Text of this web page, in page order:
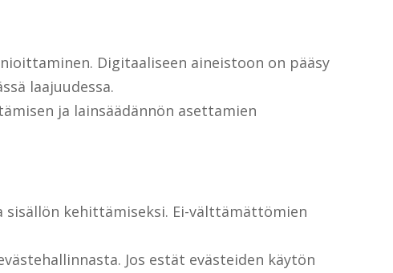
Digitaaliseen aineistoon on pääsy
laajuudessa.
ja lainsäädännön asettamien
kehittämiseksi. Ei-välttämättömien
Jos estät evästeiden käytön